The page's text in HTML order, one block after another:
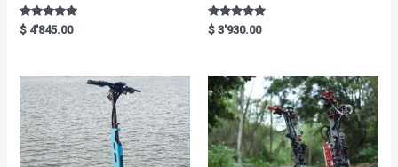
Rated
5.00
$ 4'845.00
Rated
5.00
$ 3'930.00